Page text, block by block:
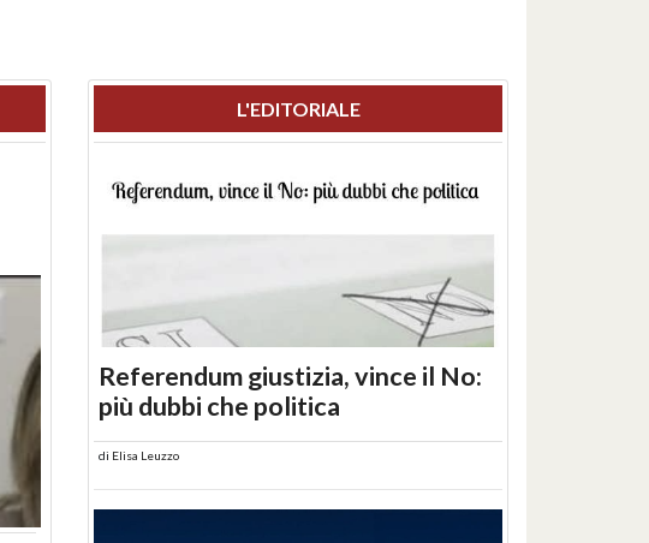
L'EDITORIALE
Referendum giustizia, vince il No:
più dubbi che politica
di Elisa Leuzzo